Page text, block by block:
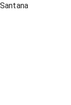
Santana